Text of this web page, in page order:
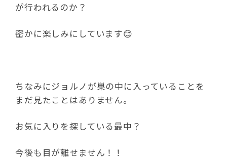
が行われるのか？
密かに楽しみにしています😊
ちなみにジョルノが巣の中に入っていることを
まだ見たことはありません。
お気に入りを探している最中？
今後も目が離せません！！